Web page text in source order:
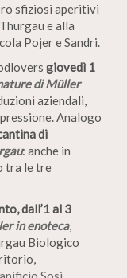
sfiziosi aperitivi
e alla
Pojer e Sandri.
giovedì 1
di Müller
aziendali,
Analogo
di
: anche in
tra le tre
dall’1 al 3
in enoteca,
Biologico